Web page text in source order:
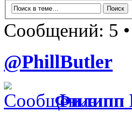
Сообщений: 5
@PhillButler
Филипп